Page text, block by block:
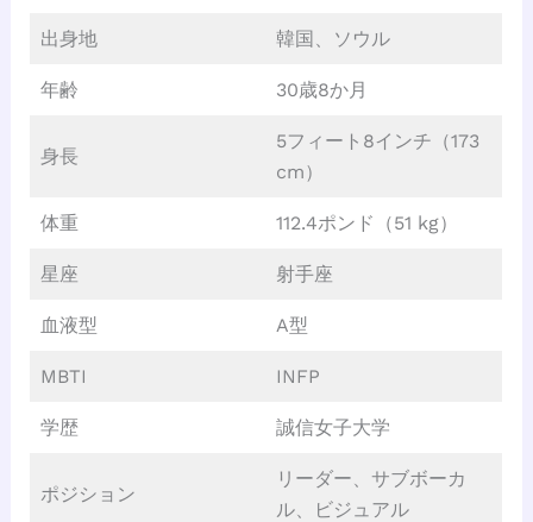
出身地 韓国、ソウル
年齢 30歳8か月
身長
5フィート8インチ（173
cm）
体重 112.4ポンド（51 kg）
星座 射手座
血液型 A型
MBTI INFP
学歴 誠信女子大学
ポジション
リーダー、サブボーカ
ル、ビジュアル